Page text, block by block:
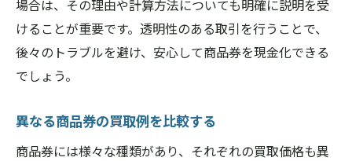
場合は、その理由や計算方法についても明確に説明を受
けることが重要です。透明性のある取引を行うことで、
後々のトラブルを避け、安心して商品券を現金化できる
でしょう。
異なる商品券の買取例を比較する
商品券には様々な種類があり、それぞれの買取価格も異